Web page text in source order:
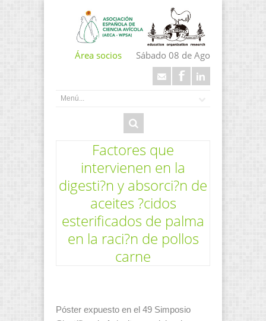
Área socios Sábado 08 de Ago
Factores que
intervienen en la
digesti?n y absorci?n de
aceites ?cidos
esterificados de palma
en la raci?n de pollos
carne
Póster expuesto en el 49 Simposio